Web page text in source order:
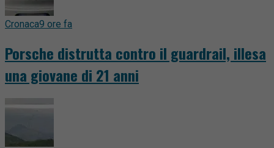
Cronaca9 ore fa
Porsche distrutta contro il guardrail, illesa
una giovane di 21 anni